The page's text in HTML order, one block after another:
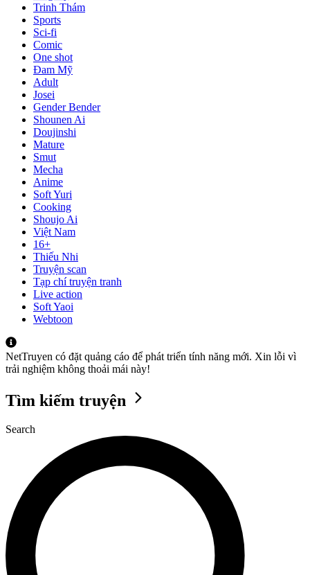
Trinh Thám
Sports
Sci-fi
Comic
One shot
Đam Mỹ
Adult
Josei
Gender Bender
Shounen Ai
Doujinshi
Mature
Smut
Mecha
Anime
Soft Yuri
Cooking
Shoujo Ai
Việt Nam
16+
Thiếu Nhi
Truyện scan
Tạp chí truyện tranh
Live action
Soft Yaoi
Webtoon
NetTruyen có đặt quảng cáo để phát triển tính năng mới. Xin lỗi vì
trải nghiệm không thoải mái này!
Tìm kiếm truyện
Search